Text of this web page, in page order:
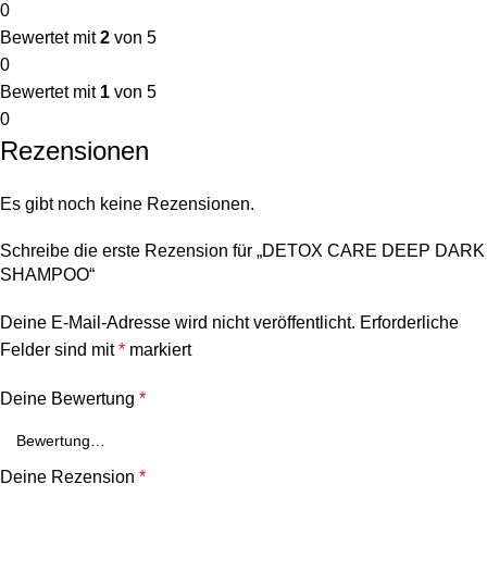
0
Bewertet mit2 von 5
0
Bewertet mit 1 von 5
0
Rezensionen
Es gibt noch keine Rezensionen.
Schreibe die erste Rezension für „DETOX CARE DEEP DARK
SHAMPOO“
Deine E-Mail-Adresse wird nicht veröffentlicht. Erforderliche
Felder sind mit* markiert
Deine Bewertung *
Deine Rezension *